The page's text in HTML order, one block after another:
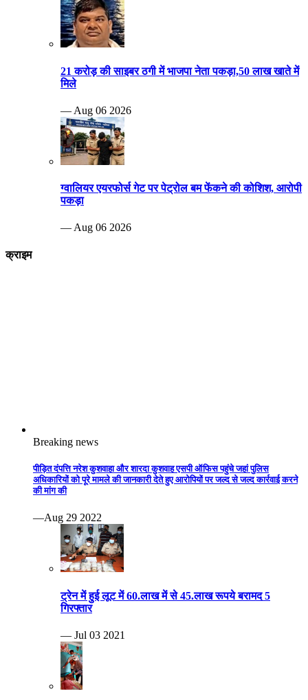
21 करोड़ की साइबर ठगी में भाजपा नेता पकड़ा,50 लाख खाते में
मिले
— Aug 06 2026
ग्वालियर एयरफोर्स गेट पर पेट्रोल बम फेंकने की कोशिश, आरोपी
पकड़ा
— Aug 06 2026
क्राइम
ट्रेन में हुई लूट में 60.लाख में से 45.लाख रूपये बरामद 5
गिरफ्तार
— Jul 03 2021
पति करता था शक, पत्नी ने कर दी हत्या .महाराजपुरा थाना क्षेत्र
— Jun 06 2021
युवक ने अपनी ही प्रेमिका की गला घोंटकर हत्या कर दी।